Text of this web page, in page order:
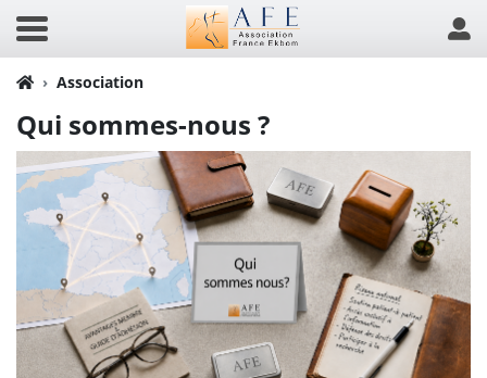
Association
Qui sommes-nous ?